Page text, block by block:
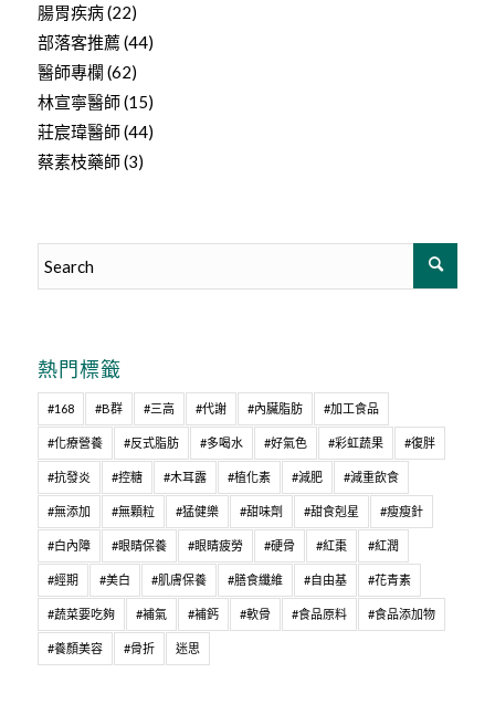
腸胃疾病(22)
部落客推薦 (44)
醫師專欄 (62)
林宣寧醫師(15)
莊宸瑋醫師(44)
蔡素枝藥師(3)
熱門標籤
#168 #B群 #三高 #代謝 #內臟脂肪 #加工食品
#化療營養 #反式脂肪 #多喝水 #好氣色 #彩虹蔬果 #復胖
#抗發炎 #控糖 #木耳露 #植化素 #減肥 #減重飲食
#無添加 #無顆粒 #猛健樂 #甜味劑 #甜食剋星 #瘦瘦針
#白內障 #眼睛保養 #眼睛疲勞 #硬骨 #紅棗 #紅潤
#經期 #美白 #肌膚保養 #膳食纖維 #自由基 #花青素
#蔬菜要吃夠 #補氣 #補鈣 #軟骨 #食品原料 #食品添加物
#養顏美容 #骨折 迷思